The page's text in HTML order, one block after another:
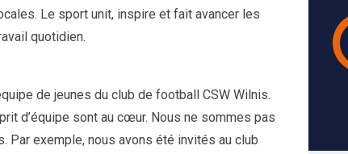
Le sport unit, inspire et fait avancer les
quotidien.
de jeunes du club de football CSW Wilnis.
d’équipe sont au cœur. Nous ne sommes pas
exemple, nous avons été invités au club